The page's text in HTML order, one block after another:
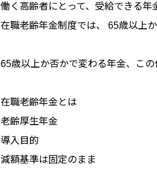
働く高齢者にとって、受給できる年
在職老齢年金制度では、 65歳以上
65歳以上か否かで変わる年金、こ
在職老齢年金とは
老齢厚生年金
導入目的
減額基準は固定のまま